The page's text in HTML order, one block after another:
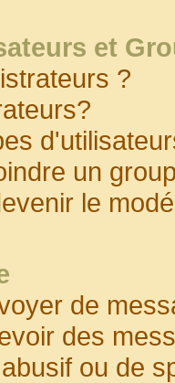
et
?
un
le
de
des
ou de